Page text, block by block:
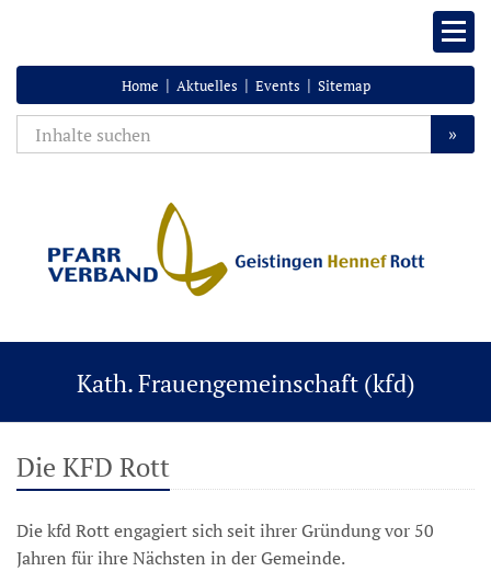
Home | Aktuelles | Events | Sitemap
»
Kath. Frauengemeinschaft (kfd)
Die KFD Rott
Die kfd Rott engagiert sich seit ihrer Gründung vor 50
Jahren für ihre Nächsten in der Gemeinde.